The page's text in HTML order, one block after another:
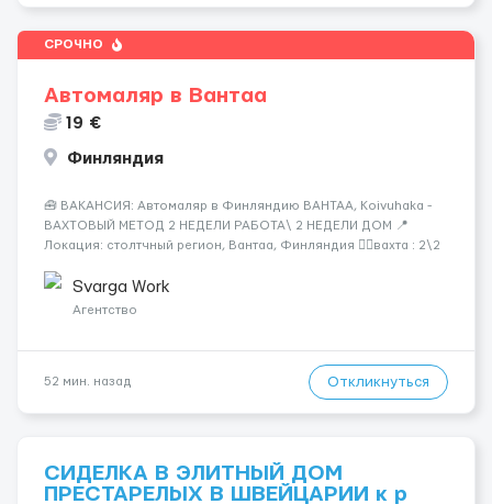
СРОЧНО
Автомаляр в Вантаа
19 €
Финляндия
🧰 ВАКАНСИЯ: Автомаляр в Финляндию ВАНТАА, Koivuhaka -
ВАХТОВЫЙ МЕТОД 2 НЕДЕЛИ РАБОТА\ 2 НЕДЕЛИ ДОМ 📍
Локация: столтчный регион, Вантаа, Финляндия 👌🏻вахта : 2\2
час брутто 🏠 Жильё: предоставляется БЕСПЛАТНО 📞
Контакт: +3725672...
Svarga Work
Агентство
52 мин. назад Откликнуться
СИДЕЛКА В ЭЛИТНЫЙ ДОМ
ПРЕСТАРЕЛЫХ В ШВЕЙЦАРИИ к р